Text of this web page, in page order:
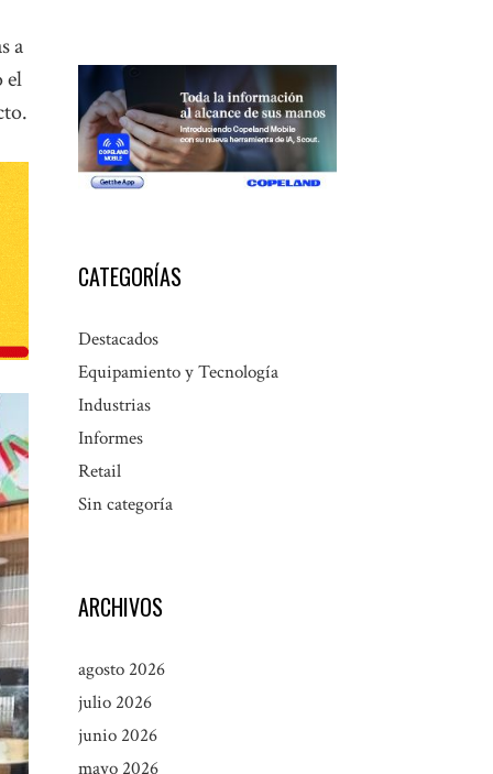
a
el
CATEGORÍAS
Destacados
Equipamiento y Tecnología
Industrias
Informes
Retail
Sin categoría
ARCHIVOS
agosto 2026
julio 2026
junio 2026
mayo 2026